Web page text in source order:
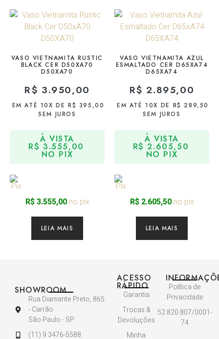
VASO VIETNAMITA RUSTIC
BLACK CER D50XA70
D50XA70
R$ 3.950,00
EM ATÉ 10X DE R$ 395,00
SEM JUROS
À VISTA
R$ 3.555,00
NO PIX
R$3.555,00no pix
LEIA MAIS
VASO VIETNAMITA AZUL
ESMALTADO CER D65XA74
D65XA74
R$ 2.895,00
EM ATÉ 10X DE R$ 289,50
SEM JUROS
À VISTA
R$ 2.605,50
NO PIX
R$2.605,50no pix
LEIA MAIS
SHOWROOM
Rua Diamante Preto, 865
- Carrão
São Paulo - SP
(11) 9 3476-5588
ACESSO
RÁPIDO
Garantia
Trocas &
Devoluções
Minha
Política de
Privacidade
52.820.807/0001-
74